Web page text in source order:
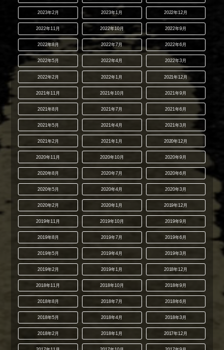
2023年2月 2023年1月 2022年12月
2022年11月 2022年10月 2022年9月
2022年8月 2022年7月 2022年6月
2022年5月 2022年4月 2022年3月
2022年2月 2022年1月 2021年12月
2021年11月 2021年10月 2021年9月
2021年8月 2021年7月 2021年6月
2021年5月 2021年4月 2021年3月
2021年2月 2021年1月 2020年12月
2020年11月 2020年10月 2020年9月
2020年8月 2020年7月 2020年6月
2020年5月 2020年4月 2020年3月
2020年2月 2020年1月 2019年12月
2019年11月 2019年10月 2019年9月
2019年8月 2019年7月 2019年6月
2019年5月 2019年4月 2019年3月
2019年2月 2019年1月 2018年12月
2018年11月 2018年10月 2018年9月
2018年8月 2018年7月 2018年6月
2018年5月 2018年4月 2018年3月
2018年2月 2018年1月 2017年12月